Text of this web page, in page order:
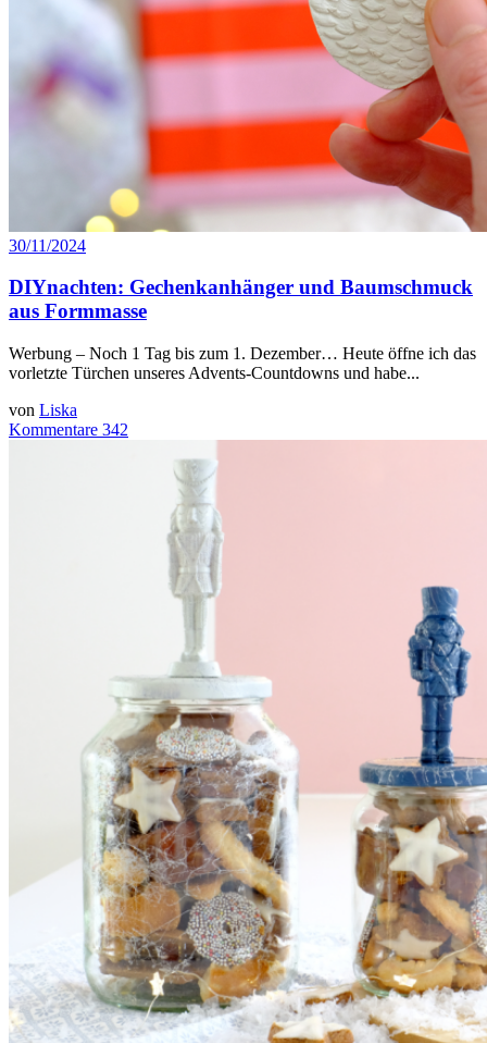
30/11/2024
DIYnachten: Gechenkanhänger und Baumschmuck
aus Formmasse
Werbung – Noch 1 Tag bis zum 1. Dezember… Heute öffne ich das
vorletzte Türchen unseres Advents-Countdowns und habe...
von Liska
Kommentare 342